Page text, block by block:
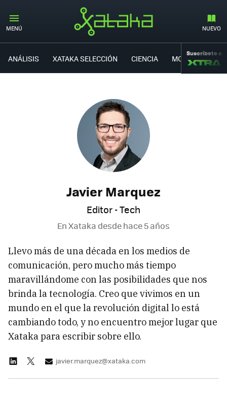
MENÚ NUEVO
ANÁLISIS XATAKA SELECCIÓN CIENCIA MOVILIDAD
Suscríbete a
Javier Marquez
Editor - Tech
En Xataka desdehace 5 años
Llevo más de una década en los medios de
comunicación, pero mucho más tiempo
maravillándome con las posibilidades que nos
brinda la tecnología. Creo que vivimos en un
mundo en el que la revolución digital lo está
cambiando todo, y no encuentro mejor lugar que
Xataka para escribir sobre ello.
javier.marquez@xataka.com